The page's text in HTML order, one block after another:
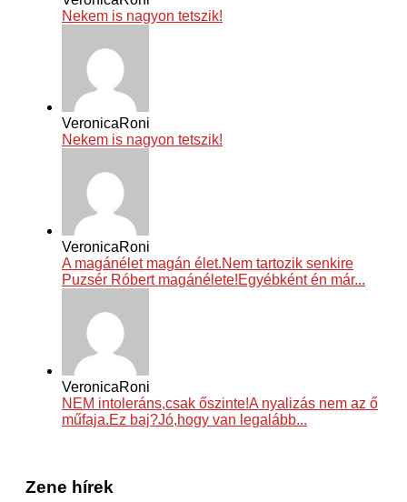
Nekem is nagyon tetszik!
VeronicaRoni
Nekem is nagyon tetszik!
VeronicaRoni
A magánélet magán élet.Nem tartozik senkire
Puzsér Róbert magánélete!Egyébként én már...
VeronicaRoni
NEM intoleráns,csak őszinte!A nyalizás nem az ő
műfaja.Ez baj?Jó,hogy van legalább...
Zene hírek